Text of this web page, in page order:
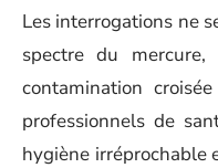
Les interrogations ne
spectre du
contamination
professionnels de
hygiène irréprochable